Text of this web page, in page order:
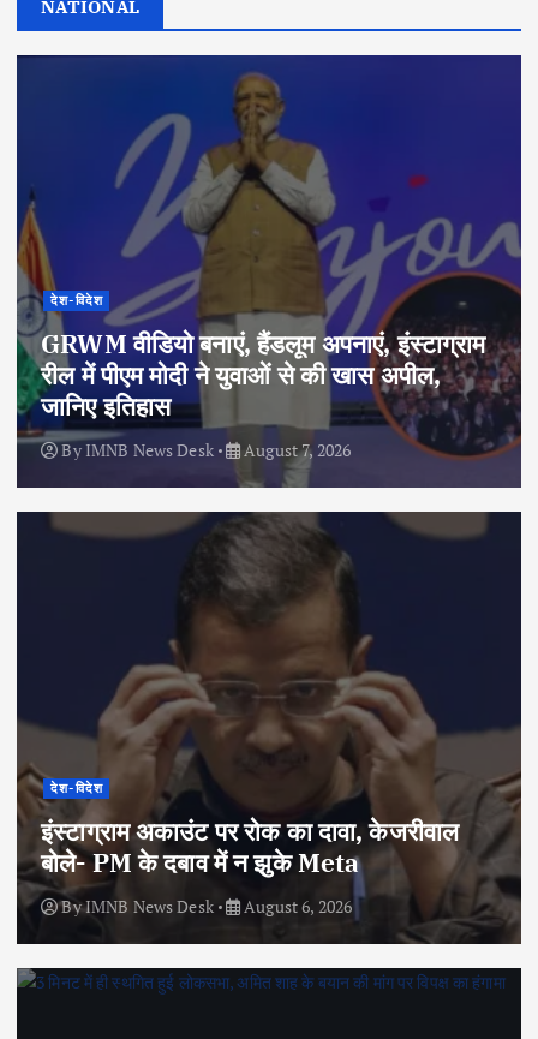
NATIONAL
देश-विदेश
GRWM वीडियो बनाएं, हैंडलूम अपनाएं, इंस्टाग्राम
रील में पीएम मोदी ने युवाओं से की खास अपील,
जानिए इतिहास
By IMNB News Desk August 7, 2026
देश-विदेश
इंस्टाग्राम अकाउंट पर रोक का दावा, केजरीवाल
बोले- PM के दबाव में न झुके Meta
ByIMNB News Desk August 6, 2026